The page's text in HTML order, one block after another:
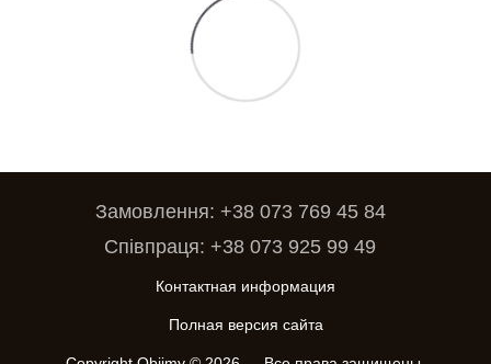
Замовлення: +38 073 769 45 84
Співпраця: +38 073 925 99 49
Контактная информация
Полная версия сайта